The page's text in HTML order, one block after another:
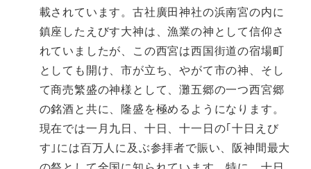
載されています。古社廣田神社の浜南宮の内に
鎮座したえびす大神は、漁業の神として信仰さ
れていましたが、この西宮は西国街道の宿場町
としても開け、市が立ち、やがて市の神、そし
て商売繁盛の神様として、灘五郷の一つ西宮郷
の銘酒と共に、隆盛を極めるようになります。
現在では一月九日、十日、十一日の｢十日えび
す｣には百万人に及ぶ参拝者で賑い、阪神間最大